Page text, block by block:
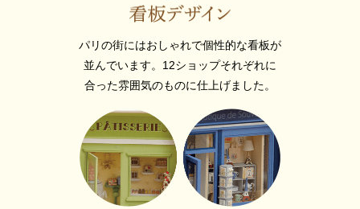
パリの街にはおしゃれで個性的な看板が
並んでいます。12ショップそれぞれに
合った雰囲気のものに仕上げました。